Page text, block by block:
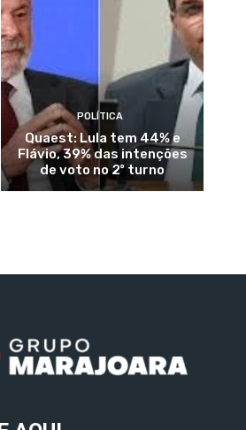
POLÍTICA
Quaest: Lula tem 44% e
Flávio, 39% das intenções
de voto no 2º turno